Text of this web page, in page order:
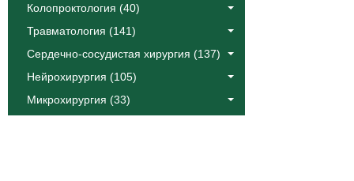
Колопроктология (40)
Травматология (141)
Сердечно-сосудистая хирургия (137)
Нейрохирургия (105)
Микрохирургия (33)